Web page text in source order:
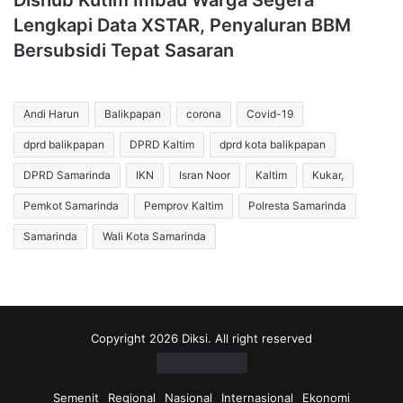
Lengkapi Data XSTAR, Penyaluran BBM
Bersubsidi Tepat Sasaran
Andi Harun Balikpapan corona Covid-19
dprd balikpapan DPRD Kaltim dprd kota balikpapan
DPRD Samarinda IKN Isran Noor Kaltim Kukar,
Pemkot Samarinda Pemprov Kaltim Polresta Samarinda
Samarinda Wali Kota Samarinda
Copyright 2026 Diksi. All right reserved
Semenit Regional Nasional Internasional Ekonomi